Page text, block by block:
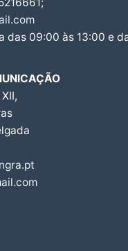
das 09:00 às 13:00 e